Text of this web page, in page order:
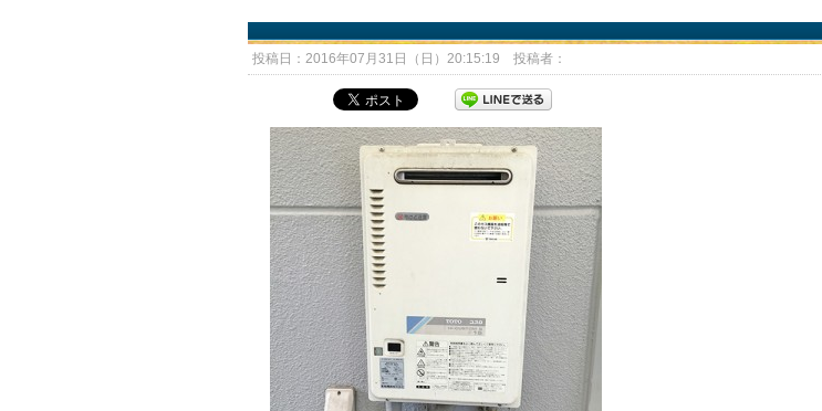
投稿日：2016年07月31日（日）20:15:19 投稿者：